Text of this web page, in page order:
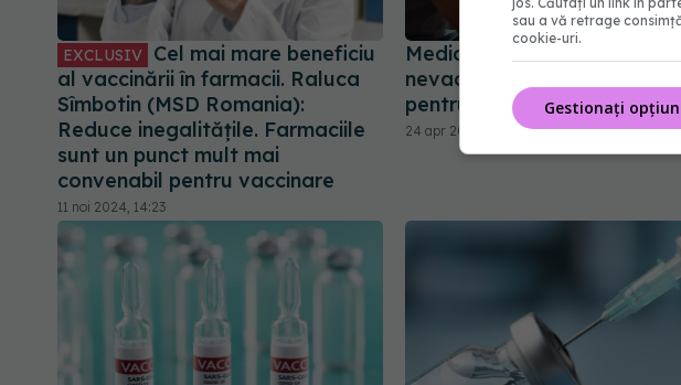
EXCLUSIV
Cel mai mare beneficiu
al vaccinării în farmacii. Raluca
Sîmbotin (MSD Romania):
Reduce inegalitățile. Farmaciile
sunt un punct mult mai
convenabil pentru vaccinare
11 noi 2024, 14:23
Medic epidemiolog: Copilul
nevaccinat reprezintă un risc
pentru sine şi cei din jur
24 apr 2025, 14:31
sau a vă retrage
cookie-uri.
Gestionați